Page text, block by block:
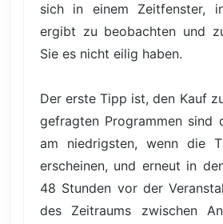
sich in einem Zeitfenster,
ergibt zu beobachten und
Sie es nicht eilig haben.
Der erste Tipp ist, den Kauf
gefragten Programmen sind
am niedrigsten, wenn die
erscheinen, und erneut in
48 Stunden vor der
des Zeitraums zwischen